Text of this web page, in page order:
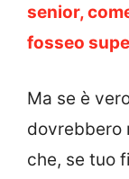
senior,
fosseo
Ma se è
dovrebbero
che, se tuo